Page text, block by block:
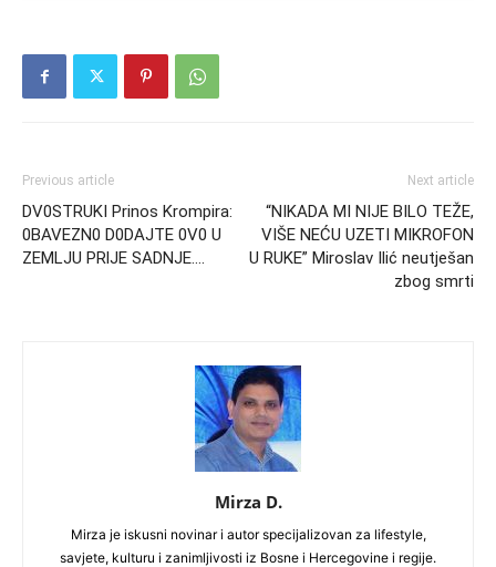
Previous article
DV0STRUKI Prinos Krompira:
0BAVEZN0 D0DAJTE 0V0 U
ZEMLJU PRlJE SADNJE….
Next article
“NIKADA MI NIJE BILO TEŽE,
VIŠE NEĆU UZETI MIKROFON
U RUKE” Miroslav Ilić neutješan
zbog smrti
Mirza D.
Mirza je iskusni novinar i autor specijalizovan za lifestyle,
savjete, kulturu i zanimljivosti iz Bosne i Hercegovine i regije.